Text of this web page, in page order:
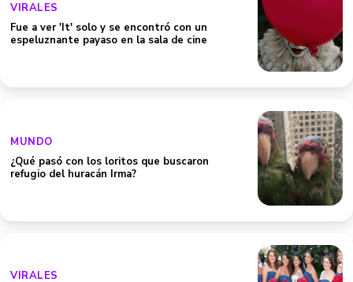
VIRALES
Fue a ver 'It' solo y se encontró con un
espeluznante payaso en la sala de cine
MUNDO
¿Qué pasó con los loritos que buscaron
refugio del huracán Irma?
VIRALES